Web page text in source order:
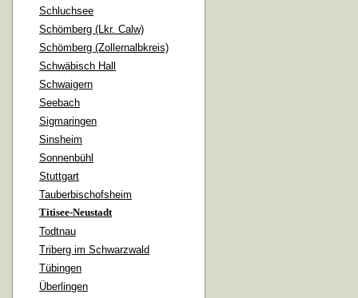
Schluchsee
Schömberg (Lkr. Calw)
Schömberg (Zollernalbkreis)
Schwäbisch Hall
Schwaigern
Seebach
Sigmaringen
Sinsheim
Sonnenbühl
Stuttgart
Tauberbischofsheim
Titisee-Neustadt
Todtnau
Triberg im Schwarzwald
Tübingen
Überlingen